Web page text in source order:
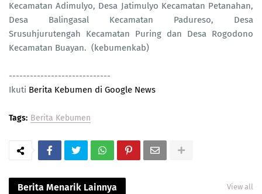
Kecamatan Adimulyo, Desa Jatimulyo Kecamatan Petanahan,
Desa Balingasal Kecamatan Padureso, Desa
Srusuhjurutengah Kecamatan Puring dan Desa Rogodono
Kecamatan Buayan. (kebumenkab)
-----------------------------
Ikuti Berita Kebumen di Google News
Tags: Berita Kebumen
Berita Menarik Lainnya View all